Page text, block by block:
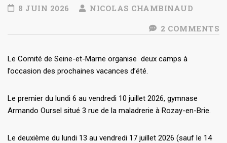
8 JUIN 2026
NICOLAS CHAMBINAUD
2 COMMENTS
Le Comité de Seine-et-Marne organise deux camps à
l’occasion des prochaines vacances d’été.
Le premier du lundi 6 au vendredi 10 juillet 2026, gymnase
Armando Oursel situé 3 rue de la maladrerie à Rozay-en-Brie.
Le deuxième du lundi 13 au vendredi 17 juillet 2026 (sauf le 14